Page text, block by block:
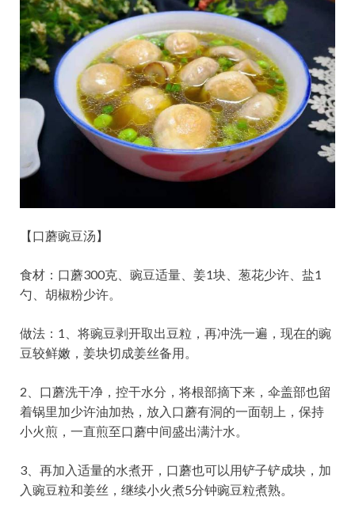
【口蘑豌豆汤】
食材：口蘑300克、豌豆适量、姜1块、葱花少许、盐1
勺、胡椒粉少许。
做法：1、将豌豆剥开取出豆粒，再冲洗一遍，现在的豌
豆较鲜嫩，姜块切成姜丝备用。
2、口蘑洗干净，控干水分，将根部摘下来，伞盖部也留
着锅里加少许油加热，放入口蘑有洞的一面朝上，保持
小火煎，一直煎至口蘑中间盛出满汁水。
3、再加入适量的水煮开，口蘑也可以用铲子铲成块，加
入豌豆粒和姜丝，继续小火煮5分钟豌豆粒煮熟。